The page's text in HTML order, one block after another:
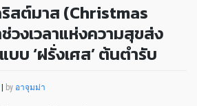
สต์มาส (Christmas
งเวลาแห่งความสุขส่ง
บ ‘ฝรั่งเศส’ ต้นตำรับ
| by อาจุมม่า